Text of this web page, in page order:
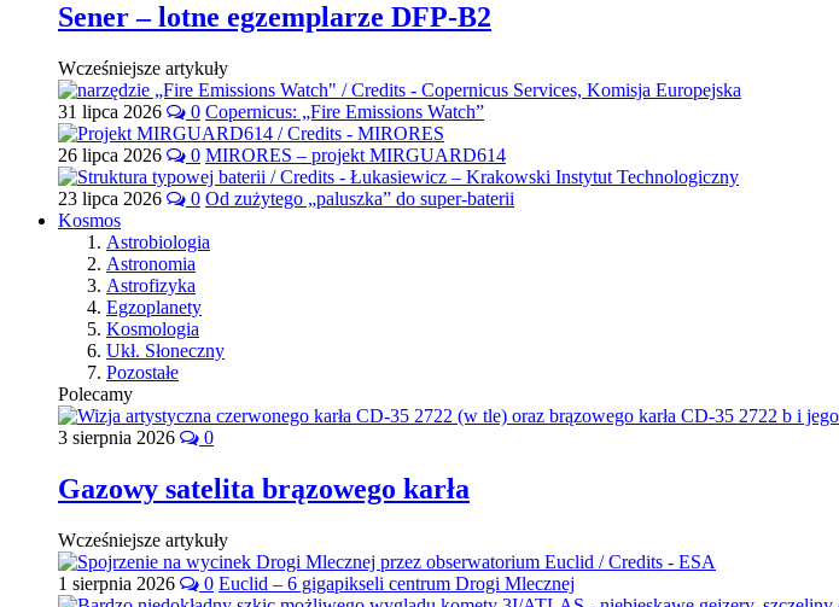
Sener – lotne egzemplarze DFP-B2
Wcześniejsze artykuły
31 lipca 2026 0 Copernicus: „Fire Emissions Watch”
26 lipca 2026 0 MIRORES – projekt MIRGUARD614
23 lipca 2026 0 Od zużytego „paluszka” do super-baterii
Kosmos
Astrobiologia
Astronomia
Astrofizyka
Egzoplanety
Kosmologia
Ukł. Słoneczny
Pozostałe
Polecamy
3 sierpnia 2026 0
Gazowy satelita brązowego karła
Wcześniejsze artykuły
1 sierpnia 2026 0 Euclid – 6 gigapikseli centrum Drogi Mlecznej